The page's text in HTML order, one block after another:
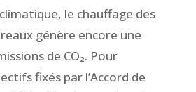
climatique, le chauffage des
génère encore une
de CO₂. Pour
fixés par l’Accord de